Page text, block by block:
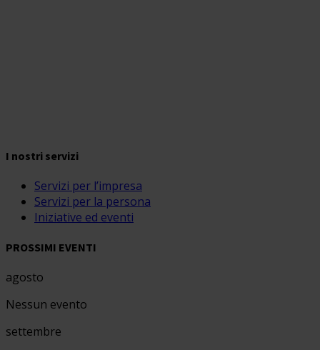
I nostri servizi
Servizi per l’impresa
Servizi per la persona
Iniziative ed eventi
PROSSIMI EVENTI
agosto
Nessun evento
settembre